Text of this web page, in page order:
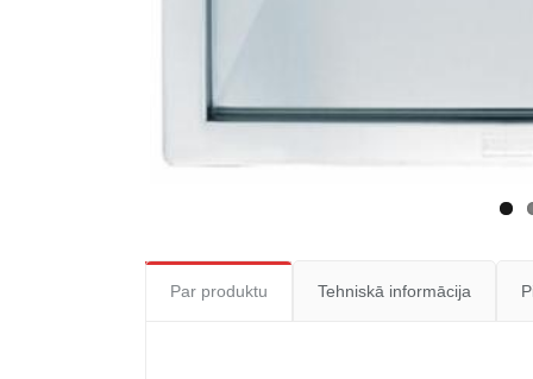
Par produktu Tehniskā informācija